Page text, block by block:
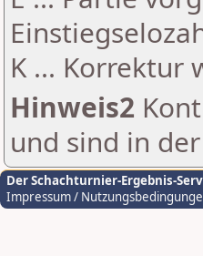
K ... Korrektur
Hinweis2
und sind in
Der Schachturnier-Ergebnis-
Impressum /